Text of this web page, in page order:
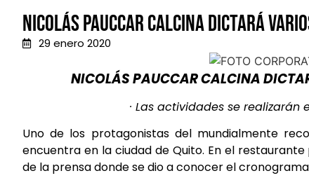
NICOLÁS PAUCCAR CALCINA DICTARÁ
29 enero 2020
NICOLÁS PAUCCAR CALCINA
· Las actividades se realizarán
Uno de los protagonistas del mundialmente
encuentra en la ciudad de Quito. En el
de la prensa donde se dio a conocer el